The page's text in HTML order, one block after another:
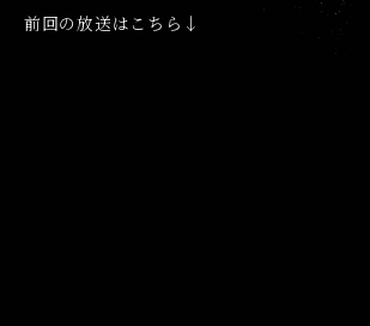
前回の放送はこちら↓